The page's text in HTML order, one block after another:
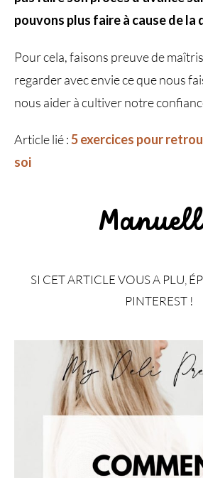
pouvons plus faire à cause de la
Pour cela, faisons preuve de
regarder avec envie ce que nous
nous aider à cultiver notre
Article lié :5 exercices pour
soi
SI CET ARTICLE VOUS A PLU,
PINTEREST !